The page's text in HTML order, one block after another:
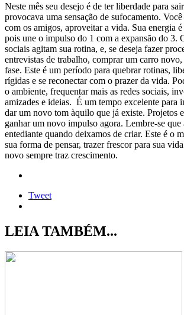
Neste mês seu desejo é de ter liberdade para
provocava uma sensação de sufocamento.
com os amigos, aproveitar a vida. Sua energia
pois une o impulso do 1 com a expansão do 3.
sociais agitam sua rotina, e, se deseja fazer
entrevistas de trabalho, comprar um carro novo,
fase. Este é um período para quebrar rotinas,
rígidas e se reconectar com o prazer da vida.
o ambiente, frequentar mais as redes sociais,
amizades e ideias. É um tempo excelente para
dar um novo tom àquilo que já existe. Projetos
ganhar um novo impulso agora. Lembre-se que
entediante quando deixamos de criar. Este é o
sua forma de pensar, trazer frescor para sua
novo sempre traz crescimento.
Tweet
LEIA TAMBÉM...